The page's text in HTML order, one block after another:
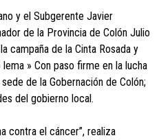
y el Subgerente Javier
de la Provincia de Colón Julio
campaña de la Cinta Rosada y
» Con paso firme en la lucha
de la Gobernación de Colón;
del gobierno local.
contra el cáncer”, realiza